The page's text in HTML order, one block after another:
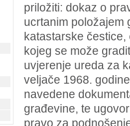
priložiti: dokaz o
ucrtanim položajem
katastarske
kojeg se može
uvjerenje ureda za
veljače 1968.
navedene
građevine, te
pravo za